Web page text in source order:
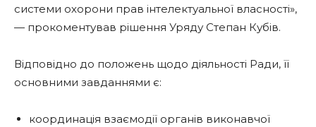
системи охорони прав інтелектуальної власності»,
— прокоментував рішення Уряду Степан Кубів.
Відповідно до положень щодо діяльності Ради, її
основними завданнями є:
координація взаємодії органів виконавчої